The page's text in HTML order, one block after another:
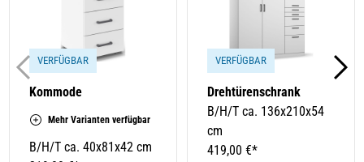
VERFÜGBAR
Kommode
Mehr Varianten verfügbar
B/H/T ca. 40x81x42 cm
VERFÜGBAR
Drehtürenschrank
B/H/T ca. 136x210x54
cm
419,00 €*